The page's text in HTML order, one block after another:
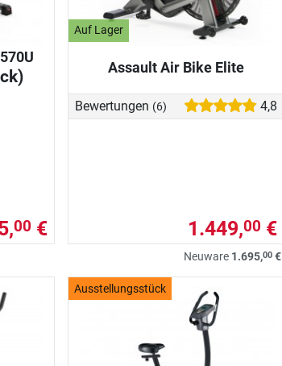
00 €
Auf Lager
Assault Air Bike Elite
Bewertungen (6) 4,8
1.449,00 €
Neuware 1.695,00 €
Ausstellungsstück